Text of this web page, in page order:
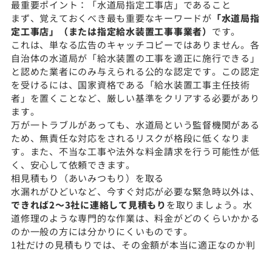
最重要ポイント：「水道局指定工事店」であること
まず、覚えておくべき最も重要なキーワードが 「水道局指
定工事店」（または指定給水装置工事事業者） です。
これは、単なる広告のキャッチコピーではありません。各
自治体の水道局が「給水装置の工事を適正に施行できる」
と認めた業者にのみ与えられる公的な認定です。この認定
を受けるには、国家資格である「給水装置工事主任技術
者」を置くことなど、厳しい基準をクリアする必要があり
ます。
万が一トラブルがあっても、水道局という監督機関がある
ため、無責任な対応をされるリスクが格段に低くなりま
す。また、不当な工事や法外な料金請求を行う可能性が低
く、安心して依頼できます。
相見積もり（あいみつもり）を取る
水漏れがひどいなど、今すぐ対応が必要な緊急時以外は、
できれば2〜3社に連絡して見積もりを取りましょう。水
道修理のような専門的な作業は、料金がどのくらいかかる
のか一般の方には分かりにくいものです。
1社だけの見積もりでは、その金額が本当に適正なのか判